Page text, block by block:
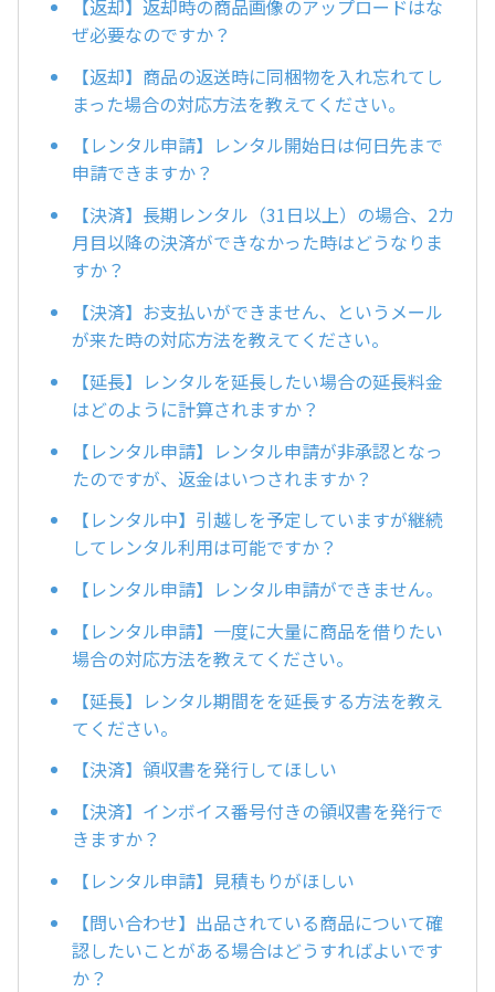
【返却】返却時の商品画像のアップロードはな
ぜ必要なのですか？
【返却】商品の返送時に同梱物を入れ忘れてし
まった場合の対応方法を教えてください。
【レンタル申請】レンタル開始日は何日先まで
申請できますか？
【決済】長期レンタル（31日以上）の場合、2カ
月目以降の決済ができなかった時はどうなりま
すか？
【決済】お支払いができません、というメール
が来た時の対応方法を教えてください。
【延長】レンタルを延長したい場合の延長料金
はどのように計算されますか？
【レンタル申請】レンタル申請が非承認となっ
たのですが、返金はいつされますか？
【レンタル中】引越しを予定していますが継続
してレンタル利用は可能ですか？
【レンタル申請】レンタル申請ができません。
【レンタル申請】一度に大量に商品を借りたい
場合の対応方法を教えてください。
【延長】レンタル期間をを延長する方法を教え
てください。
【決済】領収書を発行してほしい
【決済】インボイス番号付きの領収書を発行で
きますか？
【レンタル申請】見積もりがほしい
【問い合わせ】出品されている商品について確
認したいことがある場合はどうすればよいです
か？